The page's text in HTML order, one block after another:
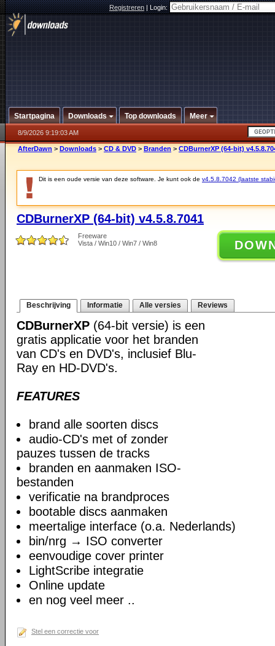
Registreren|Login:
Startpagina Downloads Top downloads Meer
8/9/2026 9:19:03 AM
AfterDawn > Downloads > CD & DVD > Branden > CDBurnerXP (64-bit)
Dit is een oude versie van deze software. Je kunt ook de v4.5.8.7042 (laatste
CDBurnerXP (64-bit) v4.5.8.7041
Freeware
Vista / Win10 / Win7 / Win8
Beschrijving Informatie Alle versies Reviews
CDBurnerXP (64-bit versie) is een
gratis applicatie voor het branden
van CD's en DVD's, inclusief Blu-
Ray en HD-DVD's.
FEATURES
brand alle soorten discs
audio-CD's met of zonder
pauzes tussen de tracks
branden en aanmaken ISO-
bestanden
verificatie na brandproces
bootable discs aanmaken
meertalige interface (o.a. Nederlands)
bin/nrg → ISO converter
eenvoudige cover printer
LightScribe integratie
Online update
en nog veel meer ..
Stel een correctie voor